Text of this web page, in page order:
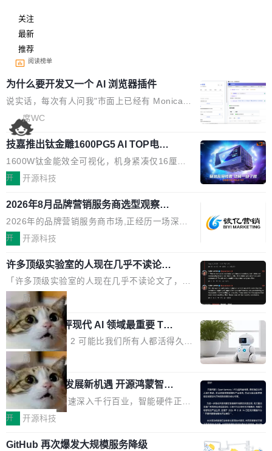
关注
最新
推荐
阅读榜单
为什么要开发又一个 AI 浏览器插件
说实话，每次有人问我"市面上已经有 Monica、
Sider、Copilot for Chrome 这些 AI 浏览器插件
了，你为什么还要再做一个"，我都觉得这个问题
问得好。 因为我自己也是从用户变成开发者的。
现有产品的天花板 我用过不少 AI 浏览器插件。
刚开始觉得都挺好——选中一段文字，弹出解
要。但用久了你会发现，它们本质上都是同一类
东西：一个带网页上下文的聊天框。 它们能读取
页面的文本，然后把文本丢给大模型，再返回一
段回答。仅此而已。 这当然有用，但总觉得差点
意思。比如我在一个后台管理系统里，需要填50
个表单字段，每个字段还有联动逻辑；比如我
想...
席WC
技嘉推出钛金雕1600PG5 AI TOP电
源：为发烧级主机与本地AI算力打造旗
舰供电方案
1600W钛金能效全可视化，机身紧凑仅16厘米
继2026台北电脑展首度亮相后，技嘉科技近日正
电源专为发烧级DIY主机与本地AI算力平台打
造，整机长度仅16厘米，提供1600W额定功率
与80PLUS钛金能效；支持ATX 3.1与PCIe 5.1
规范，结合服务器级元件、完善供电线材与内置
实时LCD监控屏，可充分满足当下高阶PC主机
的严苛使用需求。 澎湃功率，紧凑机身 钛金雕1
600PG5 AI TOP具备强悍输出功率，同时实现
机身尺寸大幅精简。整机长度仅16厘米，属于同
功率段机身尺寸十分紧凑的1600W电源产品。小
巧机身有效提升市面主流标准A...
开 开源科技
2026年8月品牌营销服务商选型观察：
从流量思维到品牌资产思维的范式转移
2026年的品牌营销服务商市场,正经历一场深刻
的价值重构。全球全案品牌代理机构市场从2025
复合增长率达5.44%,预计2032年将突破120亿美
元。数字广告与公共关系相关服务市场更是从20
25年的8463亿美元扩张至2026年的8763亿美
元。数字的背后是一个清晰的事实——品牌对专
业化营销服务的需求从未如此迫切。 但市场扩容
的同时,服务商的竞争逻辑正在改变。2026年Top
Agency年度合辑的观察指出,“产品”这个离消费
者最近的载体,在整个品牌营销层面的权重显著变
高了。全域营销服务商的竞争正在从规模转向深
度,案例厚度、全域覆盖、多线协同...
开 开源科技
许多顶级实验室的人现在几乎不读论文
了
「许多顶级实验室的人现在几乎不读论文了，而
且他们认为 ICLR/ICML/NeurIPS 充斥着大量过
度宣传和欺诈。」 OpenAI 研究员 Keller Jorda
n 这条推文引发了广泛讨论。他不是在说风凉
话，他是说出了一个圈内人尽皆知但很少公开捅
破的事实。 Jordan 随后补充了一句软化声明：
「我不认为这些会议上大部分论文都在过度宣传
或造假。问题是，作为读者，如果你筛选出那些
看起来最令人兴奋的论文，那它们大部分都是过
度宣传的。」 这才是真正的痛点。不是所有论文
都有问题，是最吸引眼球的那批论文最有问题。
他引用的帖子来自 Mathew Shen，一位 ICLR 2
局
xAI 前工程师评现代 AI 领域最重要 Top
3 开源项目
Flash Attention 2 可能比我们所有人都活得久。
这句话不是来自某个技术博客，而是出自 Hieu
Pham 的一条推文。Hieu Pham 是谁？他是 xAI
的早期工程师之一，在 Grok 训练基础设施团队
工作过。近日他在 X 上发了一条帖子，列出了他
认为现代 AI 领域最重要的三个开源项目。 第一
理由很具体。FA 系列不需要解释，但 FA2 是他
局
共商智能硬件发展新机遇 开源鸿蒙智能
硬件开发者日杭州站即将举行
随着万物智联加速深入千行百业，智能硬件正从
单点设备迈向智能化、网联化、协同化发展。作
鸿蒙通过统一技术底座和分布式能力，为不同类
开 开源科技
GitHub 再次爆发大规模服务降级